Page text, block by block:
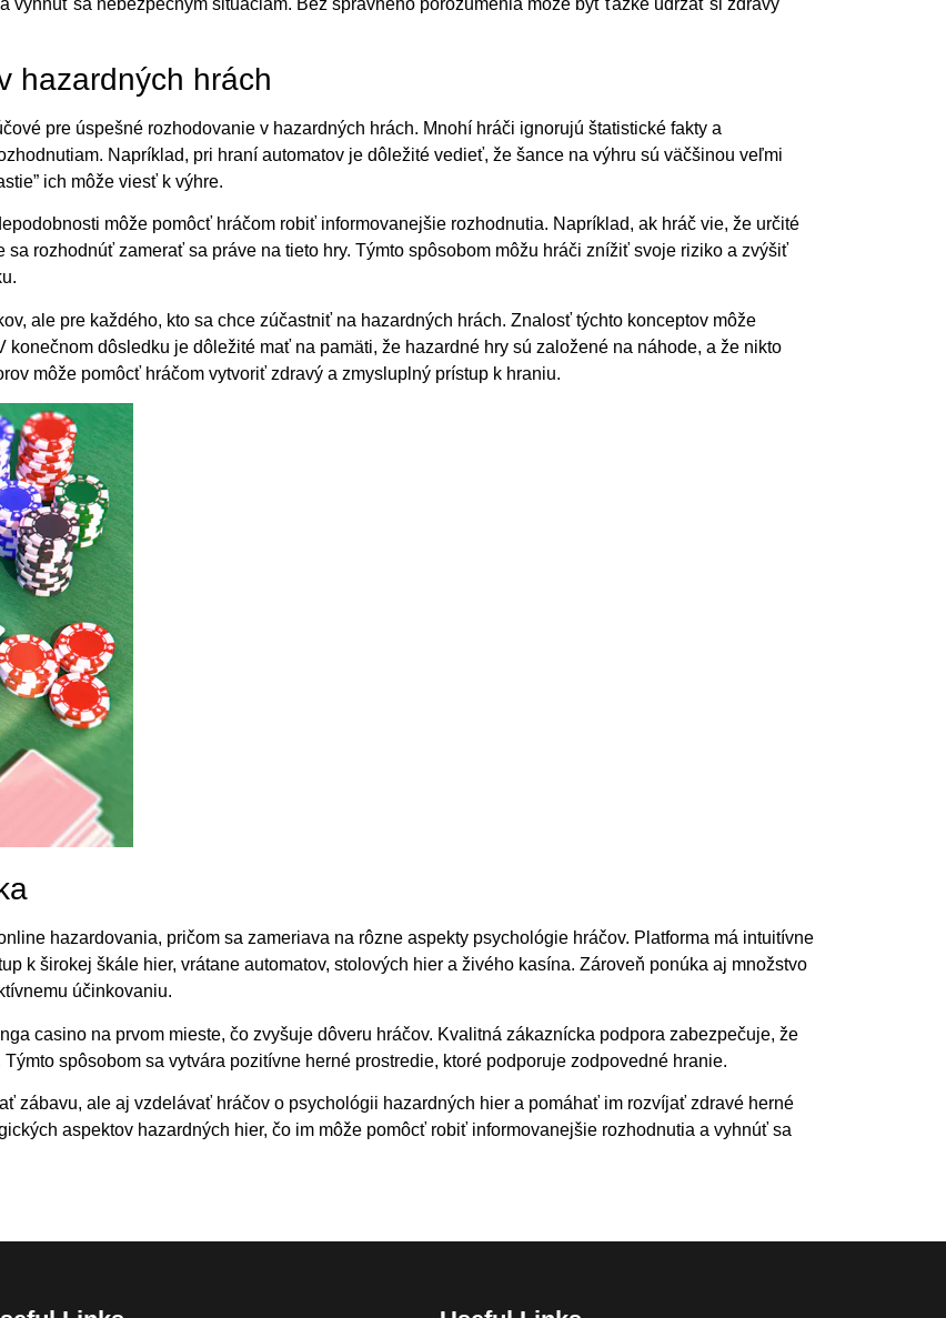
vyhnúť sa nebezpečným situáciám. Bez správneho porozumenia môže byť ťažké udržať si zdravý
hazardných hrách
pre úspešné rozhodovanie v hazardných hrách. Mnohí hráči ignorujú štatistické fakty a
Napríklad, pri hraní automatov je dôležité vedieť, že šance na výhru sú väčšinou veľmi
ich môže viesť k výhre.
môže pomôcť hráčom robiť informovanejšie rozhodnutia. Napríklad, ak hráč vie, že určité
rozhodnúť zamerať sa práve na tieto hry. Týmto spôsobom môžu hráči znížiť svoje riziko a zvýšiť
ale pre každého, kto sa chce zúčastniť na hazardných hrách. Znalosť týchto konceptov môže
dôsledku je dôležité mať na pamäti, že hazardné hry sú založené na náhode, a že nikto
môže pomôcť hráčom vytvoriť zdravý a zmysluplný prístup k hraniu.
hazardovania, pričom sa zameriava na rôzne aspekty psychológie hráčov. Platforma má intuitívne
k širokej škále hier, vrátane automatov, stolových hier a živého kasína. Zároveň ponúka aj množstvo
účinkovaniu.
casino na prvom mieste, čo zvyšuje dôveru hráčov. Kvalitná zákaznícka podpora zabezpečuje, že
spôsobom sa vytvára pozitívne herné prostredie, ktoré podporuje zodpovedné hranie.
zábavu, ale aj vzdelávať hráčov o psychológii hazardných hier a pomáhať im rozvíjať zdravé herné
aspektov hazardných hier, čo im môže pomôcť robiť informovanejšie rozhodnutia a vyhnúť sa